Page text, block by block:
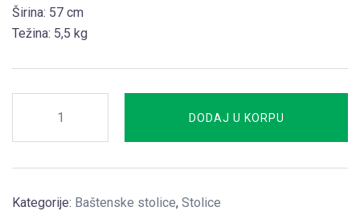
Širina: 57 cm
Težina: 5,5 kg
količina
DODAJ U KORPU
Kategorije: Baštenske stolice, Stolice